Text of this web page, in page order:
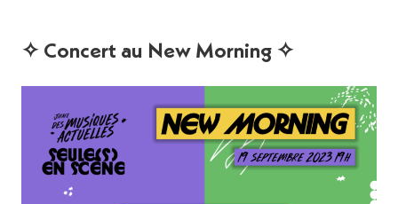
✧ Concert au New Morning ✧